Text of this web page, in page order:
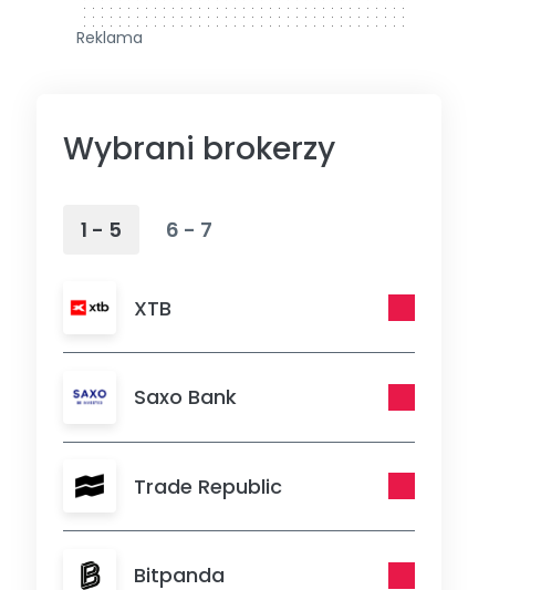
Reklama
Wybrani brokerzy
1 - 5 6 - 7
XTB
Saxo Bank
Trade Republic
Bitpanda